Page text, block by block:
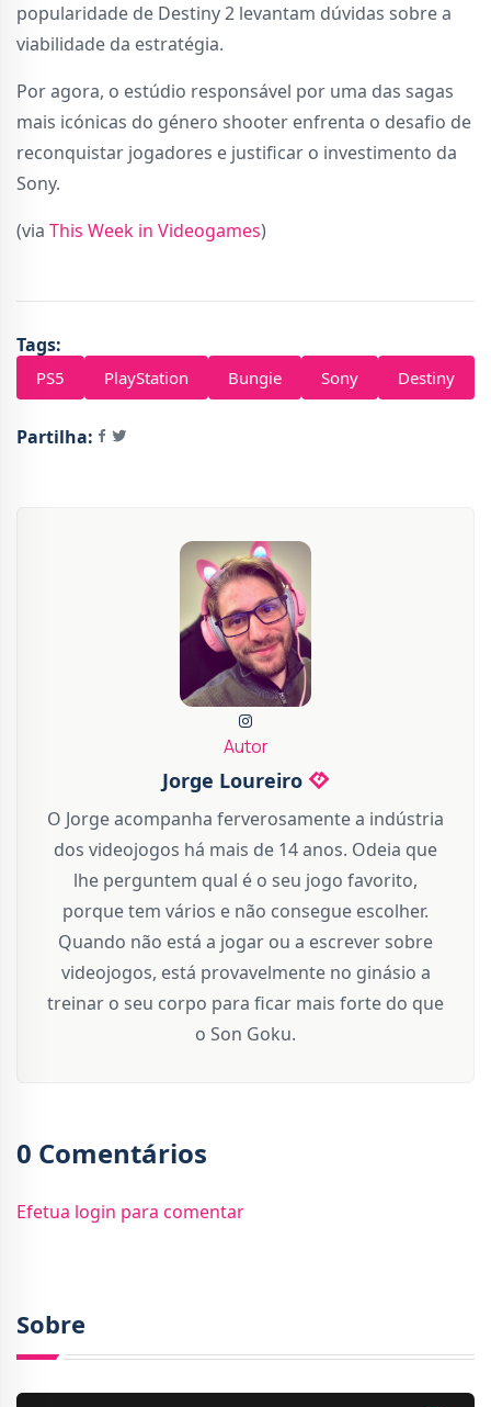
popularidade de Destiny 2 levantam dúvidas sobre a
viabilidade da estratégia.
Por agora, o estúdio responsável por uma das sagas
mais icónicas do género shooter enfrenta o desafio de
reconquistar jogadores e justificar o investimento da
Sony.
(via This Week in Videogames)
Tags:
PS5 PlayStation Bungie Sony Destiny
Partilha:
Autor
Jorge Loureiro
O Jorge acompanha ferverosamente a indústria
dos videojogos há mais de 14 anos. Odeia que
lhe perguntem qual é o seu jogo favorito,
porque tem vários e não consegue escolher.
Quando não está a jogar ou a escrever sobre
videojogos, está provavelmente no ginásio a
treinar o seu corpo para ficar mais forte do que
o Son Goku.
0 Comentários
Efetua login para comentar
Sobre